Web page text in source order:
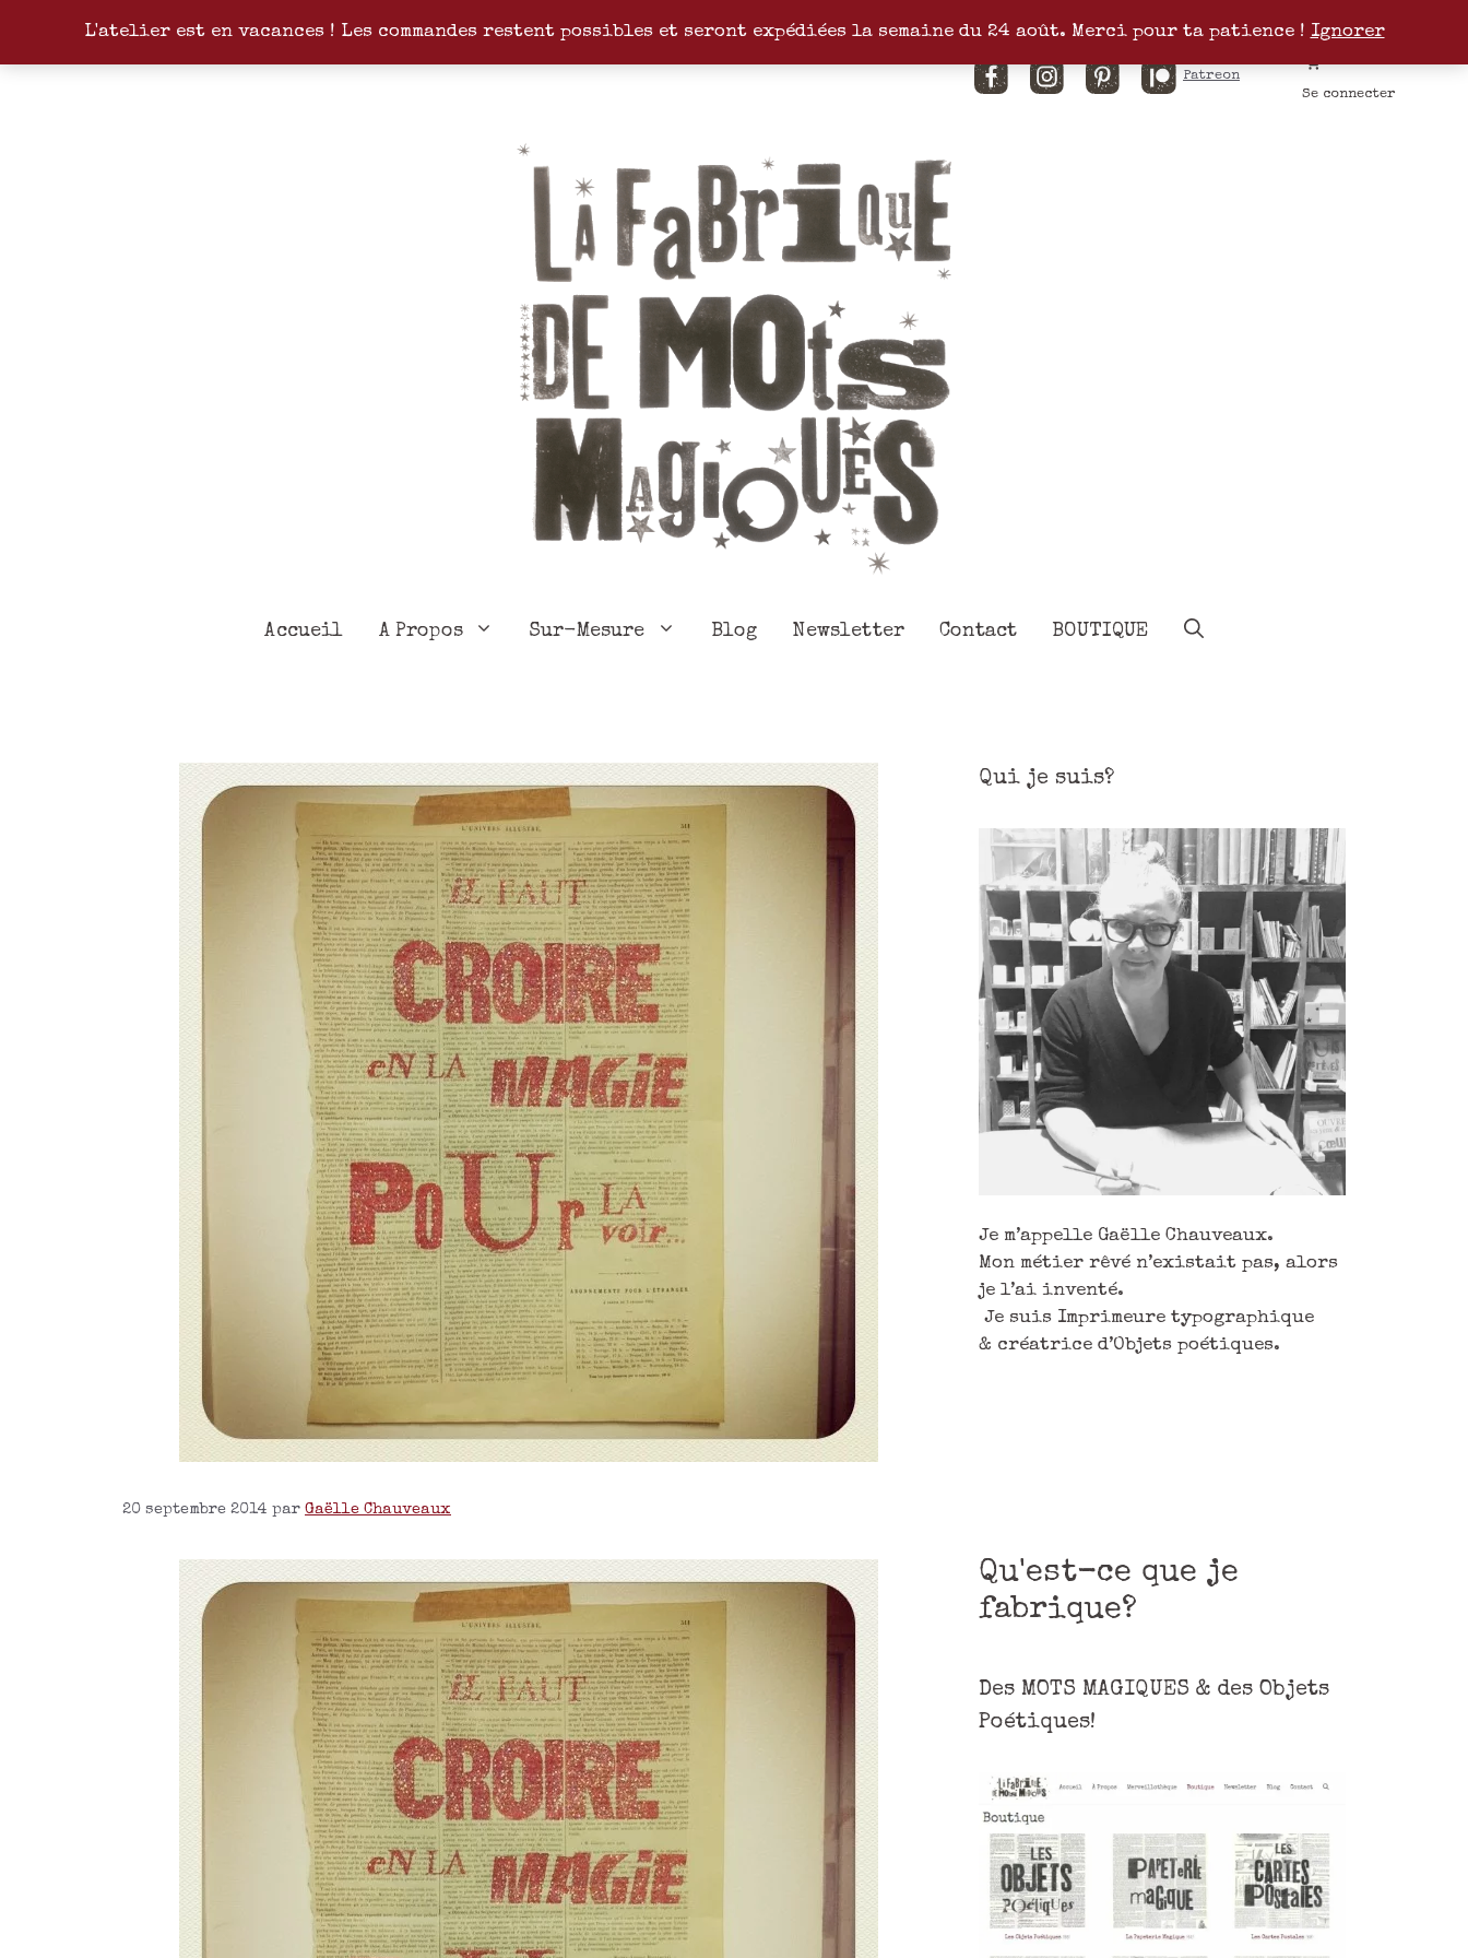
L'atelier est en vacances ! Les commandes restent possibles et seront expédiées la semaine du 24 août. Merci pour ta patience ! Ignorer
FacebookInstagramPinterestPatreon
Se connecter
Accueil A Propos Sur-Mesure Blog Newsletter Contact BOUTIQUE
20 septembre 2014 par Gaëlle Chauveaux
Qui je suis?
Je m’appelle Gaëlle Chauveaux.
Mon métier rêvé n’existait pas, alors
je l’ai inventé.
Je suis Imprimeure typographique
& créatrice d’Objets poétiques.
Qu'est-ce que je
fabrique?
Des MOTS MAGIQUES & des Objets
Poétiques!